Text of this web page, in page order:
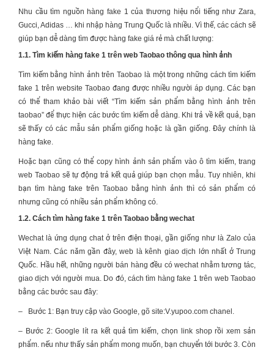
Nhu cầu tìm nguồn hàng fake 1 của thương hiệu nổi tiếng như Zara,
Gucci, Adidas … khi nhập hàng Trung Quốc là nhiều. Vì thế, các cách sẽ
giúp bạn dễ dàng tìm được hàng fake giá rẻ mà chất lượng:
1.1. Tìm kiếm hàng fake 1 trên web Taobao thông qua hình ảnh
Tìm kiếm bằng hình ảnh trên Taobao là một trong những cách tìm kiếm
fake 1 trên website Taobao đang được nhiều người áp dụng. Các bạn
có thể tham khảo bài viết “Tìm kiếm sản phẩm bằng hình ảnh trên
taobao” để thực hiện các bước tìm kiếm dễ dàng. Khi trả về kết quả, bạn
sẽ thấy có các mẫu sản phẩm giống hoặc là gần giống. Đây chính là
hàng fake.
Hoặc bạn cũng có thể copy hình ảnh sản phẩm vào ô tìm kiếm, trang
web Taobao sẽ tự động trả kết quả giúp bạn chọn mẫu. Tuy nhiên, khi
bạn tìm hàng fake trên Taobao bằng hình ảnh thì có sản phẩm có
nhưng cũng có nhiều sản phẩm không có.
1.2. Cách tìm hàng fake 1 trên Taobao bằng wechat
Wechat là ứng dụng chat ở trên điện thoại, gần giống như là Zalo của
Việt Nam. Các năm gần đây, web là kênh giao dịch lớn nhất ở Trung
Quốc. Hầu hết, những người bán hàng đều có wechat nhằm tương tác,
giao dịch với người mua. Do đó, cách tìm hàng fake 1 trên web Taobao
bằng các bước sau đây:
– Bước 1: Bạn truy cập vào Google, gõ site:V.yupoo.com chanel.
– Bước 2: Google lít ra kết quả tìm kiếm, chọn link shop rồi xem sản
phẩm. nếu như thấy sản phẩm mong muốn, bạn chuyển tới bước 3. Còn